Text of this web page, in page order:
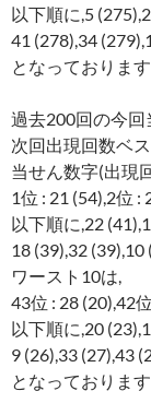
以下順に,5
41 (278),34
となっております
過去200回の今回
次回出現回数ベ
当せん数字(出現
1位 : 21 (54),2位 :
以下順に,22
18 (39),32 (39),10
ワースト10は,
43位 : 28 (20),42
以下順に,20
9 (26),33 (27),43
となっております